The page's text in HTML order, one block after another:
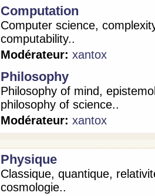
Computation
Computer science,
computability..
Modérateur: xantox
Philosophy
Philosophy of mind,
philosophy of science..
Modérateur: xantox
Physique
Classique, quantique,
cosmologie..